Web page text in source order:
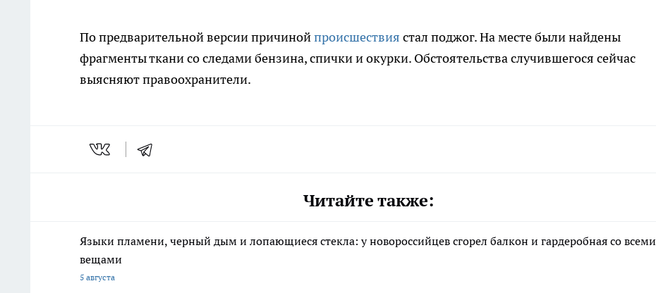
По предварительной версии причинойпроисшествия стал поджог. На месте были найдены
фрагменты ткани со следами бензина, спички и окурки. Обстоятельства случившегося сейчас
выясняют правоохранители.
Читайте также:
Языки пламени, черный дым и лопающиеся стекла: у новороссийцев сгорел балкон и гардеробная со всеми
вещами
5 августа